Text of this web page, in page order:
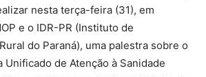
nesta terça-feira (31), em
e o IDR-PR (Instituto de
do Paraná), uma palestra sobre o
Unificado de Atenção à Sanidade